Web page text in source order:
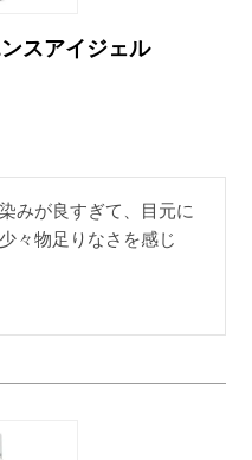
スアイジェル
みが良すぎて、目元に
々物足りなさを感じ